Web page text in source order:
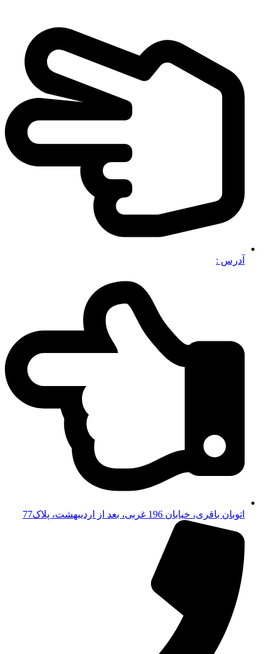
آدرس :
اتوبان باقری، خیابان 196 غربی، بعد از اردیبهشت، پلاک77